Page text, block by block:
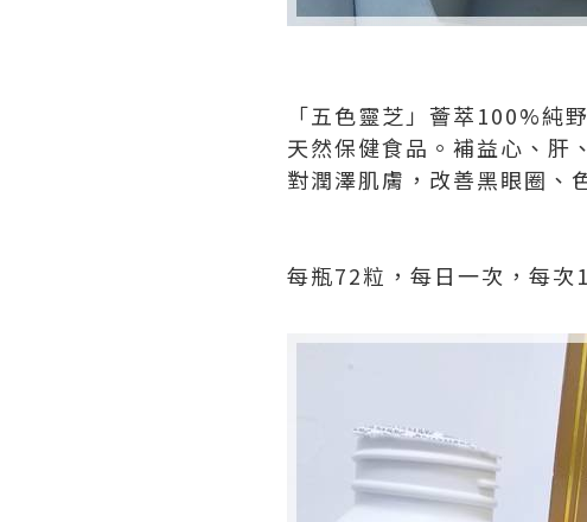
「五色靈芝」薈萃100%純
天然保健食品。補益心、肝
對潤澤肌膚，改善黑眼圈、
每瓶72粒，每日一次，每次